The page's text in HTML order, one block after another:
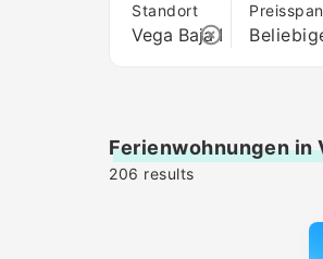
Standort
Ferienwohnungen in
206 results